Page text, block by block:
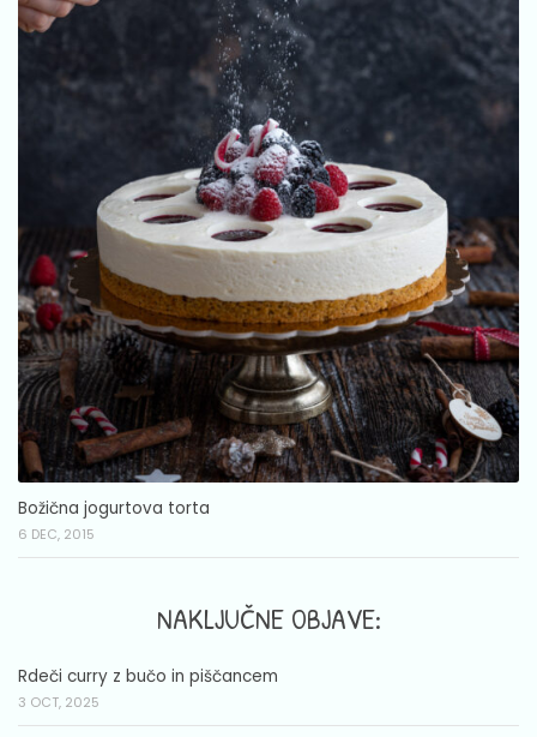
Božična jogurtova torta
6 DEC, 2015
NAKLJUČNE OBJAVE:
Rdeči curry z bučo in piščancem
3 OCT, 2025